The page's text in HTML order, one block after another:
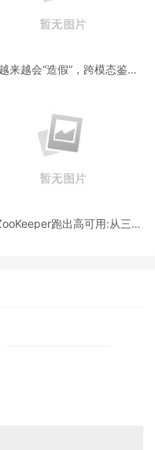
来越会“造假“，跨模态鉴伪
跑出高可用:从三节